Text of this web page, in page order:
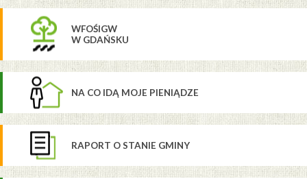
WFOŚIGW
W GDAŃSKU
NA CO IDĄ MOJE PIENIĄDZE
RAPORT O STANIE GMINY